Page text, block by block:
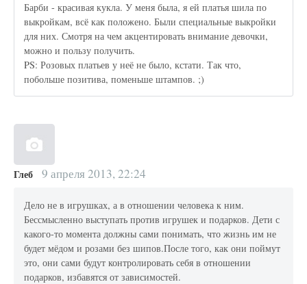
Барби - красивая кукла. У меня была, я ей платья шила по
выкройкам, всё как положено. Были специальные выкройки
для них. Смотря на чем акцентировать внимание девочки,
можно и пользу получить.
PS: Розовых платьев у неё не было, кстати. Так что,
побольше позитива, поменьше штампов. ;)
Глеб 9 апреля 2013, 22:24
Дело не в игрушках, а в отношении человека к ним.
Бессмысленно выступать против игрушек и подарков. Дети с
какого-то момента должны сами понимать, что жизнь им не
будет мёдом и розами без шипов.После того, как они поймут
это, они сами будут контролировать себя в отношении
подарков, избавятся от зависимостей.